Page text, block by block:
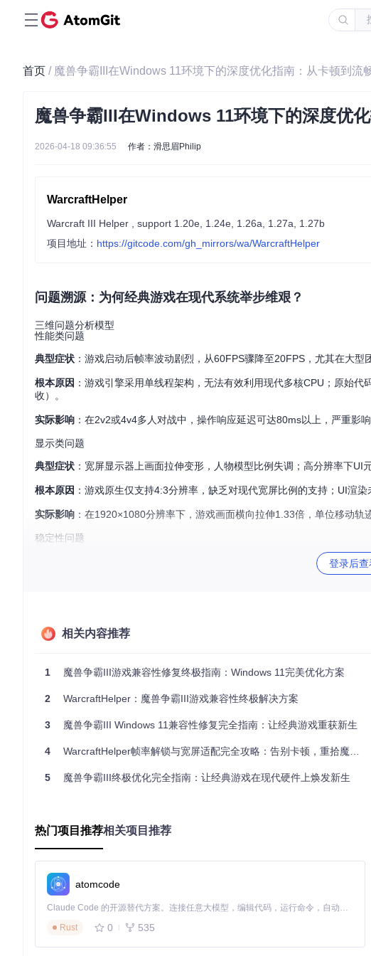
首页 / 魔兽争霸III在Windows 11环境下的深度优化指南：从卡顿到流
魔兽争霸III在Windows 11环境下的深度优
2026-04-18 09:36:55 作者：滑思眉Philip
WarcraftHelper
Warcraft III Helper , support 1.20e, 1.24e, 1.26a, 1.27a, 1.27b
项目地址： https://gitcode.com/gh_mirrors/wa/WarcraftHelper
问题溯源：为何经典游戏在现代系统举步维艰？
三维问题分析模型
性能类问题
典型症状 ：游戏启动后帧率波动剧烈，从60FPS骤降至20FPS，尤其在大
根本原因 ：游戏引擎采用单线程架构，无法有效利用现代多核CPU；原始
收）。
实际影响 ：在2v2或4v4多人对战中，操作响应延迟可达80ms以上，严重影
显示类问题
典型症状 ：宽屏显示器上画面拉伸变形，人物模型比例失调；高分辨率下
根本原因 ：游戏原生仅支持4:3分辨率，缺乏对现代宽屏比例的支持；UI渲
实际影响 ：在1920×1080分辨率下，游戏画面横向拉伸1.33倍，单位移动
稳定性问题
：加载大型自定义地图时进度条停滞，最终提示"内存不足"；游戏
方案矩阵：三级优化架构全景图
新手级优化方案（5分钟上手）
兼容性环境配置
适用场景：首次在Windows 11上运行魔兽争霸III的普通玩家，希望快速解决
操作步骤：
右键点击War3.exe，选择"属性"→"兼容性"选项卡
勾选"以管理员身份运行此程序"
DPI设置避免系统对游戏画面进行二次缩放。
基础配置文件优化
配置模板：
登录后查
相关内容推荐
1 魔兽争霸III游戏兼容性修复终极指南：Windows 11完美优化方案
2 WarcraftHelper：魔兽争霸III游戏兼容性终极解决方案
3 魔兽争霸III Windows 11兼容性修复完全指南：让经典游戏重获新生
4 WarcraftHelper帧率解锁与宽屏适配完全攻略：告别卡顿，重拾魔兽激情！
5 魔兽争霸III终极优化完全指南：让经典游戏在现代硬件上焕发新生
热门项目推荐相关项目推荐
atomcode
Claude Code 的开源替代方案。连接任意大模型，编辑代码，运行命令，自动验证 — 全自动执行。用 Rust 构建，极致性能。 ｜ An open-source alternative to Claude Code. Connect any LLM, edit code, run commands, and verify changes — autonomously. Built in Rust for speed. Get Started
Rust
0 535